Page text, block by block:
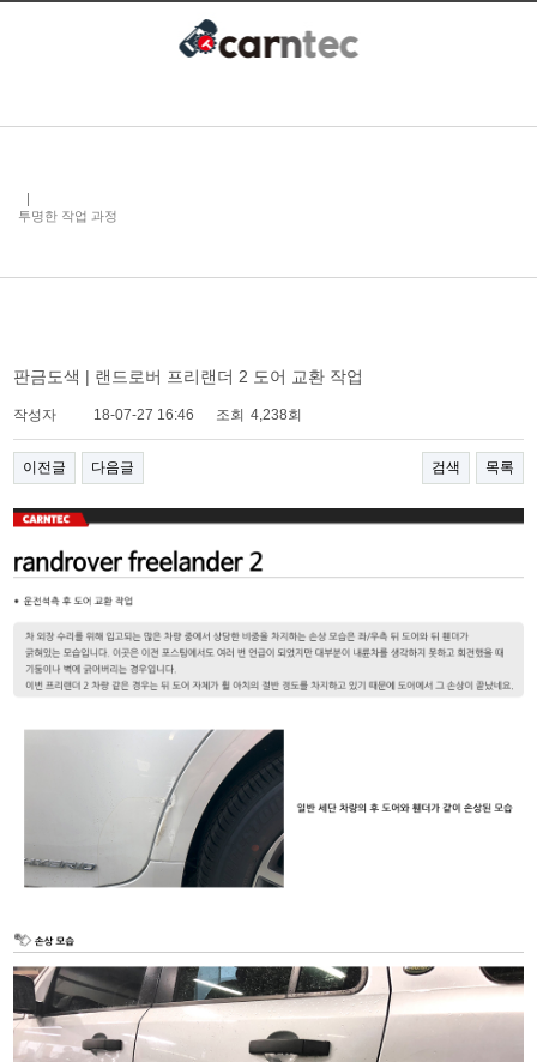
투명한 작업 과정
판금도색 | 랜드로버 프리랜더 2 도어 교환 작업
작성자 18-07-27 16:46 조회 4,238회
이전글 다음글 검색 목록